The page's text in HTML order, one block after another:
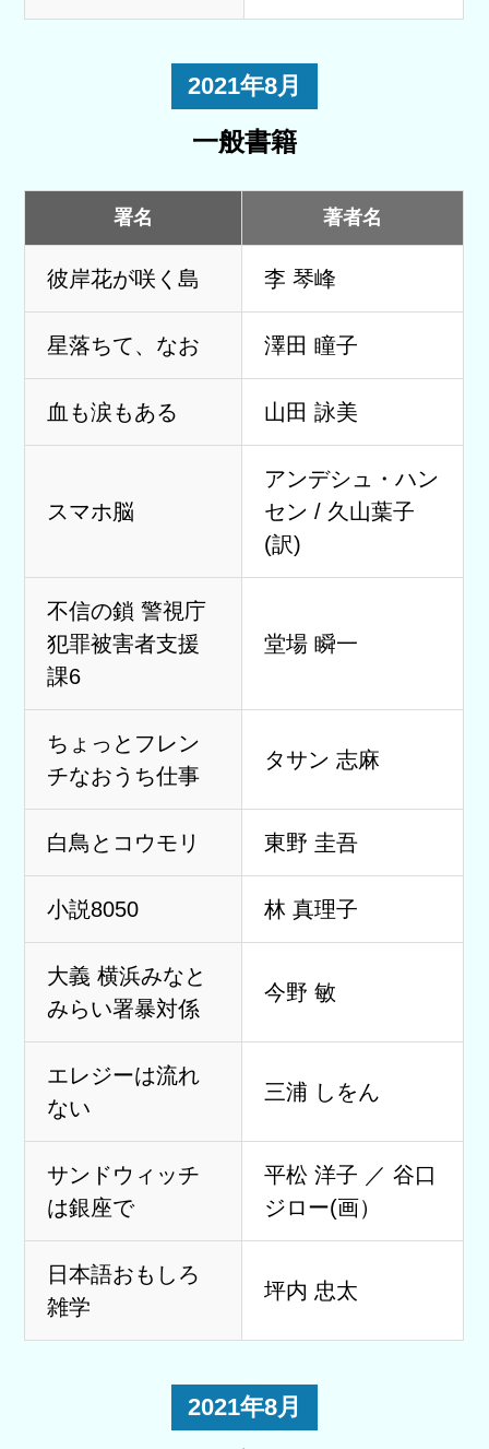
2021年8月
一般書籍
署名 著者名
彼岸花が咲く島 李 琴峰
星落ちて、なお 澤田 瞳子
血も涙もある 山田 詠美
スマホ脳
アンデシュ・ハン
セン / 久山葉子
(訳)
不信の鎖 警視庁
犯罪被害者支援
課6
堂場 瞬一
ちょっとフレン
チなおうち仕事
タサン 志麻
白鳥とコウモリ 東野 圭吾
小説8050 林 真理子
大義 横浜みなと
みらい署暴対係
今野 敏
エレジーは流れ
ない
三浦 しをん
サンドウィッチ
は銀座で
平松 洋子 ／ 谷口
ジロー(画）
日本語おもしろ
雑学
坪内 忠太
2021年8月